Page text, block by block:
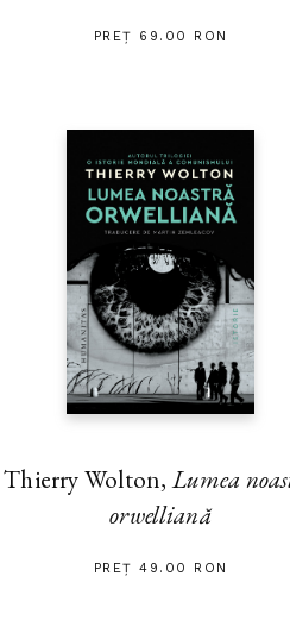
PREȚ 69.00 RON
Thierry Wolton,Lumea
orwelliană
PREȚ 49.00 RON